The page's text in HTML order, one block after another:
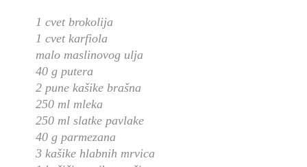
1 cvet brokolija
1 cvet karfiola
malo maslinovog ulja
40 g putera
2 pune kašike brašna
250 ml mleka
250 ml slatke pavlake
40 g parmezana
3 kašike hlabnih mrvica